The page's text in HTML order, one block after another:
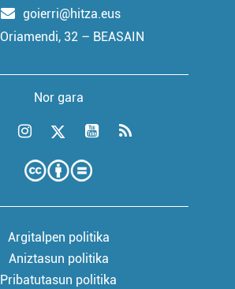
goierri@hitza.eus
Oriamendi, 32 – BEASAIN
Nor gara
Argitalpen politika
Aniztasun politika
Pribatutasun politika